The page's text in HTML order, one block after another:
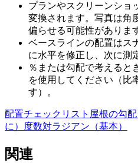
プランやスクリーンショ
変換されます。写真は角
偏らせる可能性がありま
ベースラインの配置はス
に水平を修正し、次に測
％または勾配で考えると
を使用してください（比
す）。
配置チェックリスト 屋根の勾
に）
度数対ラジアン（基本）
関連